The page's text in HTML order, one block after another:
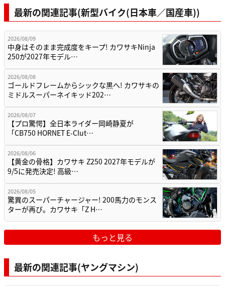
最新の関連記事(新型バイク(日本車／国産車))
2026/08/09
中身はそのまま完成度をキープ! カワサキNinja
250が2027年モデル…
2026/08/08
ゴールドフレームからシックな黒へ! カワサキの
ミドルスーパーネイキッド202…
2026/08/07
【プロ驚愕】全日本ライダー岡崎静夏が
「CB750 HORNET E-Clut…
2026/08/06
【黄金の骨格】カワサキ Z250 2027年モデルが
9/5に発売決定! 高級…
2026/08/05
驚異のスーパーチャージャー! 200馬力のモンス
ターが再び。カワサキ「Z H…
もっと見る
最新の関連記事(ヤングマシン)